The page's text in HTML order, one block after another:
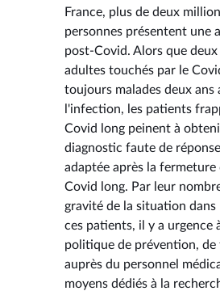
France, plus de deux
personnes présentent une
post-Covid. Alors que
adultes touchés par le
toujours malades deux ans
l'infection, les patients
Covid long peinent à
diagnostic faute de
adaptée après la fermeture
Covid long. Par leur
gravité de la situation dans
ces patients, il y a urgence
politique de prévention,
auprès du personnel
moyens dédiés à la